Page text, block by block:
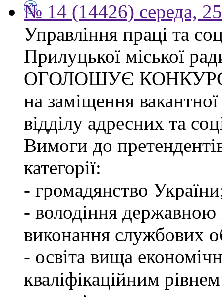
№ 14 (14426) середа,
Управління праці та
Прилуцької міської
ОГОЛОШУЄ
на заміщення вакантної
відділу адресних та
Вимоги до
категорії:
- громадянство
- володіння державною
виконання службових
- освіта вища
кваліфікаційним